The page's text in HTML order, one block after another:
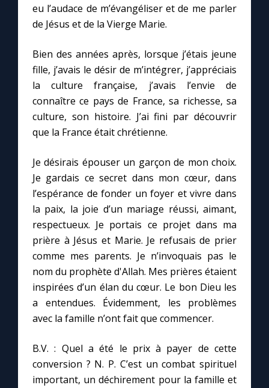
1000 Raisons de Croire
Contact
Faire un don
eu l’audace de m’évangéliser et de me parler
de Jésus et de la Vierge Marie.
Bien des années après, lorsque j’étais jeune
fille, j’avais le désir de m’intégrer, j’appréciais
la culture française, j’avais l’envie de
connaître ce pays de France, sa richesse, sa
culture, son histoire. J’ai fini par découvrir
que la France était chrétienne.
Je désirais épouser un garçon de mon choix.
Je gardais ce secret dans mon cœur, dans
l’espérance de fonder un foyer et vivre dans
la paix, la joie d’un mariage réussi, aimant,
respectueux. Je portais ce projet dans ma
prière à Jésus et Marie. Je refusais de prier
comme mes parents. Je n’invoquais pas le
nom du prophète d'Allah. Mes prières étaient
inspirées d’un élan du cœur. Le bon Dieu les
a entendues. Évidemment, les problèmes
avec la famille n’ont fait que commencer.
B.V. : Quel a été le prix à payer de cette
conversion ? N. P. C’est un combat spirituel
important, un déchirement pour la famille et